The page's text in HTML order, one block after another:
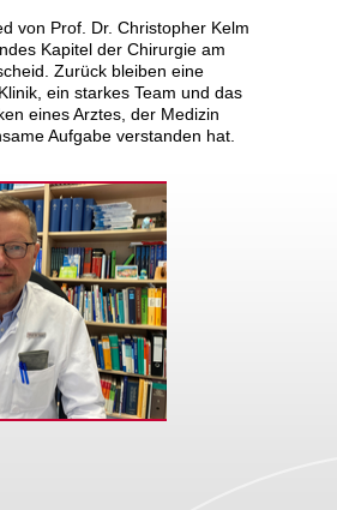
von Prof. Dr. Christopher Kelm
Kapitel der Chirurgie am
Zurück bleiben eine
ein starkes Team und das
eines Arztes, der Medizin
Aufgabe verstanden hat.